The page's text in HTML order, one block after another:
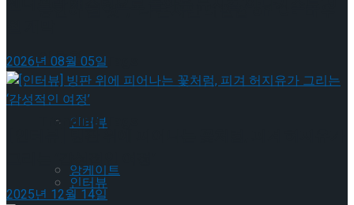
Trending Tags
인터뷰
앙케이트
이호원
Trending Tags
인터뷰
2026년 08월 05일
[인터뷰] 빙판 위에 피어나는 꽃처럼, 피겨 허지유가
2025년 12월 14일